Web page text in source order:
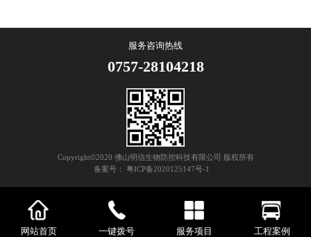
服务咨询热线
0757-28104218
Copyright©2020 佛山明信生物防控科技有限公司 版权所有
备案号： 粤ICP备2020125147号-1
网站首页 一键拨号 服务项目 工程案例
0.118971s